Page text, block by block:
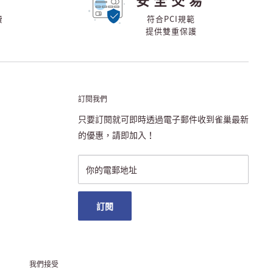
符合PCI規範
提供雙重保護
訂閱我們
只要訂閱就可即時透過電子郵件收到雀巢最新
的優惠，請即加入！
你的電郵地址
訂閱
我們接受